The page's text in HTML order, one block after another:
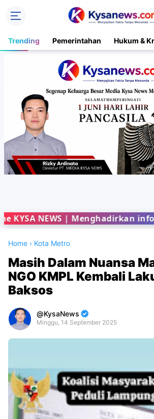
Trending Pemerintahan Hukum &
| Menghadirkan informasi
Home › Kota Metro
Masih Dalam Nuansa
NGO KMPL Kembali
Baksos
KysaNews
Minggu, 14 September 2025
Premium
Design
With
Shroff
Templates